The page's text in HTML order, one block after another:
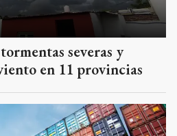
severas y
en 11 provincias